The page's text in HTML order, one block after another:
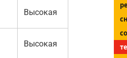
Высокая
Высокая